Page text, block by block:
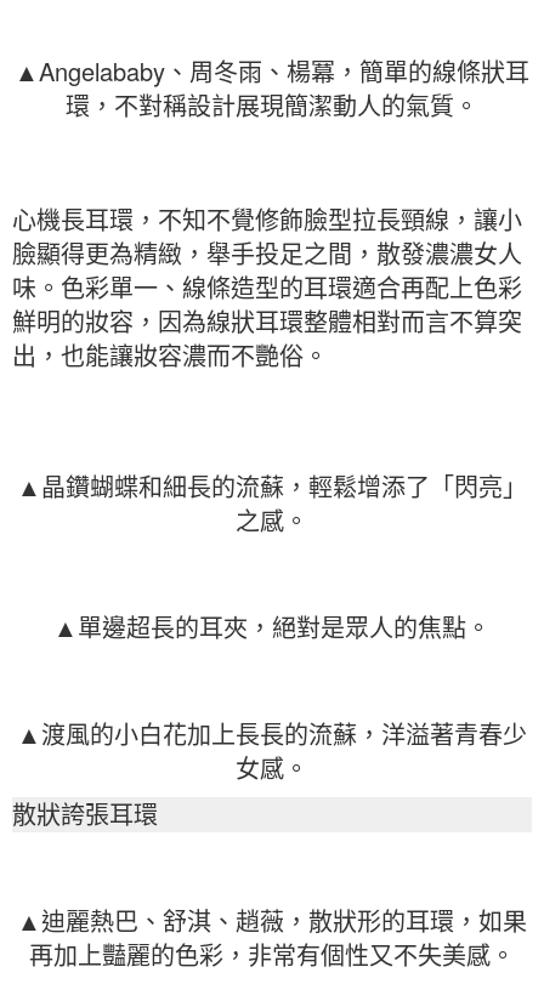
▲Angelababy、周冬雨、楊冪，簡單的線條狀耳
環，不對稱設計展現簡潔動人的氣質。
心機長耳環，不知不覺修飾臉型拉長頸線，讓小
臉顯得更為精緻，舉手投足之間，散發濃濃女人
味。色彩單一、線條造型的耳環適合再配上色彩
鮮明的妝容，因為線狀耳環整體相對而言不算突
出，也能讓妝容濃而不艷俗。
▲晶鑽蝴蝶和細長的流蘇，輕鬆增添了「閃亮」
之感。
▲單邊超長的耳夾，絕對是眾人的焦點。
▲渡風的小白花加上長長的流蘇，洋溢著青春少
女感。
散狀誇張耳環
▲迪麗熱巴、舒淇、趙薇，散狀形的耳環，如果
再加上豔麗的色彩，非常有個性又不失美感。